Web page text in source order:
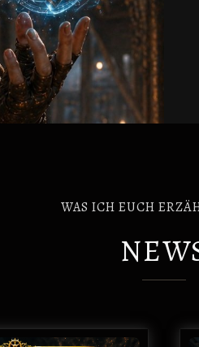
WAS ICH EUCH